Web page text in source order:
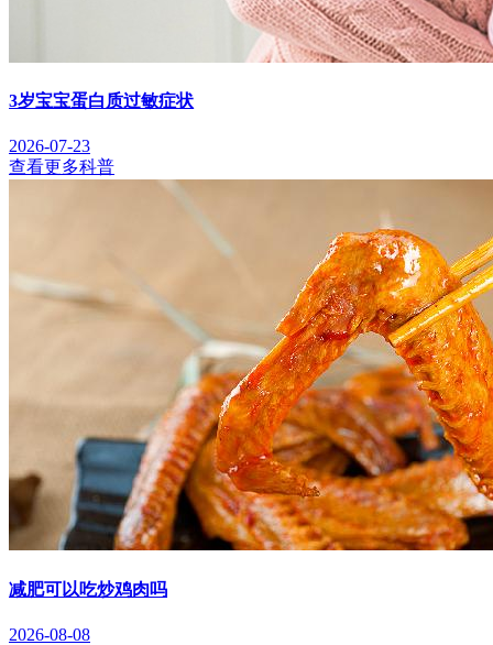
3岁宝宝蛋白质过敏症状
2026-07-23
查看更多科普
减肥可以吃炒鸡肉吗
2026-08-08